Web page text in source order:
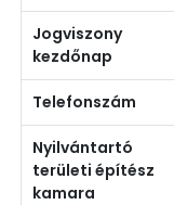
Jogviszony
kezdőnap
Telefonszám
Nyilvántartó
területi építész
kamara